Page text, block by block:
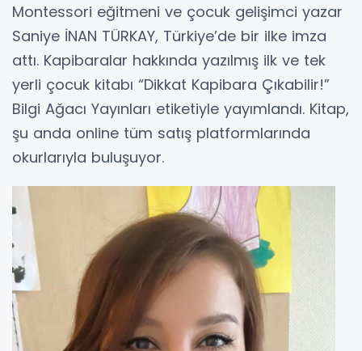
Montessori eğitmeni ve çocuk gelişimci yazar
Saniye İNAN TÜRKAY, Türkiye’de bir ilke imza
attı. Kapibaralar hakkında yazılmış ilk ve tek
yerli çocuk kitabı “Dikkat Kapibara Çıkabilir!”
Bilgi Ağacı Yayınları etiketiyle yayımlandı. Kitap,
şu anda online tüm satış platformlarında
okurlarıyla buluşuyor.